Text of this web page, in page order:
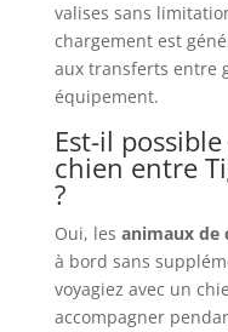
valises sans
chargement est
aux transferts entre
équipement.
Est-il
chien entre
?
Oui, les animaux de
à bord sans
voyagiez avec un
accompagner